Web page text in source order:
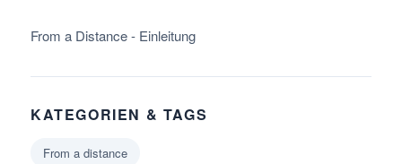
From a Distance - Einleitung
KATEGORIEN & TAGS
From a distance